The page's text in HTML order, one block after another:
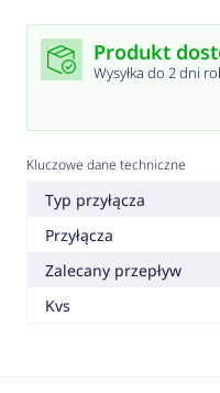
Produkt
Wysyłka do 2 dni
Kluczowe dane techniczne
Typ przyłącza
Przyłącza
Zalecany przepływ
Kvs